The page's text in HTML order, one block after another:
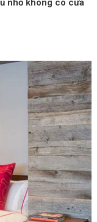
nhỏ không có cửa